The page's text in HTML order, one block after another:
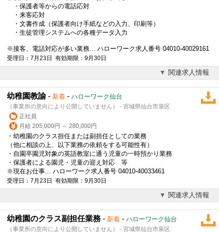
・保護者等からの電話応対
・来客応対
・文書作成（保護者向け手紙などの入力、印刷等）
・生徒管理システムへの各種データ入力
※接客、電話対応が多い業務... ハローワーク求人番号 04010-40029161
受理日：7月23日 有効期限：9月30日
関連求人情報
幼稚園教諭- 新着 - ハローワーク仙台
（事業所の意向により公開していません） - 宮城県仙台市泉区
正社員
月給 205,000円 ～ 280,000円
・幼稚園のクラス担任または副担任としての業務
（他に相談の上、以下業務の依頼をする可能性有）
・自園卒園児対象の英語教室に通う児童の一時預かり業務
・保護者による園児・児童の迎え対応 等
※現在お仕事... ハローワーク求人番号 04010-40033461
受理日：7月23日 有効期限：9月30日
関連求人情報
幼稚園のクラス副担任業務 - 新着 - ハローワーク仙台
（事業所の意向により公開していません） - 宮城県仙台市泉区